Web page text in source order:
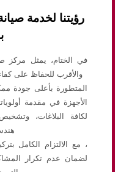
رؤيتنا لخدمة
في الختام، يمثل مركز
والأقرب للحفاظ على
المتطورة بأعلى جودة
الأجهزة في مقدمة
لكافة البلاغات،
، مع الالتزام الكامل
لضمان عدم تكرار